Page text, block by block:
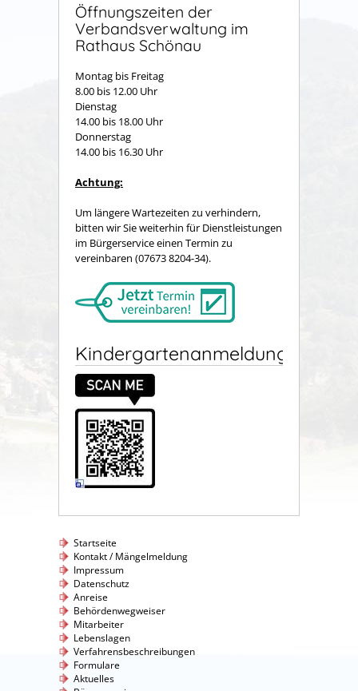
Öffnungszeiten der
Verbandsverwaltung im
Rathaus Schönau
Montag bis Freitag
8.00 bis 12.00 Uhr
Dienstag
14.00 bis 18.00 Uhr
Donnerstag
14.00 bis 16.30 Uhr
Achtung:
Um längere Wartezeiten zu verhindern,
bitten wir Sie weiterhin für Dienstleistungen
im Bürgerservice einen Termin zu
vereinbaren (07673 8204-34).
Kindergartenanmeldung
Startseite
Kontakt / Mängelmeldung
Impressum
Datenschutz
Anreise
Behördenwegweiser
Mitarbeiter
Lebenslagen
Verfahrensbeschreibungen
Formulare
Aktuelles